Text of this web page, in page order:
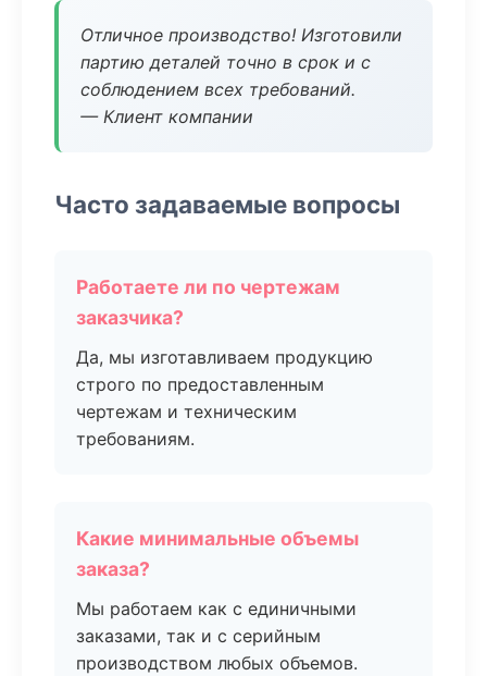
Отличное производство! Изготовили
партию деталей точно в срок и с
соблюдением всех требований.
— Клиент компании
Часто задаваемые вопросы
Работаете ли по чертежам
заказчика?
Да, мы изготавливаем продукцию
строго по предоставленным
чертежам и техническим
требованиям.
Какие минимальные объемы
заказа?
Мы работаем как с единичными
заказами, так и с серийным
производством любых объемов.